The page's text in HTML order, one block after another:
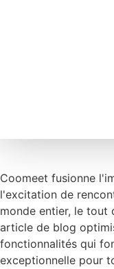
Coomeet fusionne
l'excitation de
monde entier, le tout
article de blog
fonctionnalités qui
exceptionnelle pour